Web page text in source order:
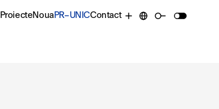
ProiecteNouaPR–UNICContact